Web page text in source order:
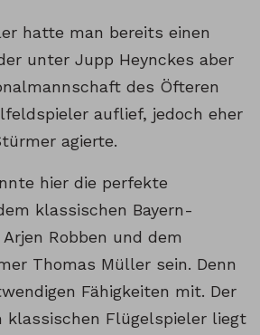
hatte man bereits einen
unter Jupp Heynckes aber
des Öfteren
auflief, jedoch eher
agierte.
hier die perfekte
klassischen Bayern-
Robben und dem
Thomas Müller sein. Denn
Fähigkeiten mit. Der
klassischen Flügelspieler liegt